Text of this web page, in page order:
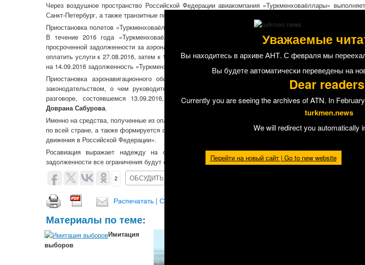
Через воздушное пространство Российской Федерации авиакомпания «Туркменховаёллары»
Санкт-Петербург, а также транзитные полеты в Минск, Бирмингем и Лондон.
Приостановка полетов «Туркменховаёллары» в небе над Россией — результат непоследовательных
В течение 2016 года «Туркменховаёллары» неоднократно брала на себя гарантийные
просроченной задолженности за аэронавигационное обслуживание воздушных судов перед ФГУП ГК
оплатить услуги к 27.08.2016, затем к 14.09.2016. Однако в установленные сроки гарантийные
на 14.09.2016 задолженность «Туркменховаёллары» составляет 220 тысяч долларов США.
Приостановка аэронавигационного обслуживания рейсов авиакомпании будет осуществлена в
законодательством, о чем руководитель Росавиации
дополнительно к
разговоре, состоявшемся 13.09.2016, проинформировал начальника Государственной
Доврана Сабурова.
Именно на средства, полученные из оплаты авиакомпаниями аэронавигационных услуг, модернизируется
по всей стране, а также формируется фонд оплаты труда многотысячного коллектива ФГУП
движения в Российской Федерации».
Росавиация выражает надежду на скорейшее урегулирование имеющейся проблемы и
задолженности все ограничения будут сняты.
2 ОБСУДИТЬ (0)
Распечатать | Сохранить в PDF | Отправить другу
Материалы по теме:
Имитация
выборов
Уважаемые
Вы находитесь в архиве АНТ. С февраля мы
Вы будете автоматически переведены на
Dear
Currently you are seeing the archives of ATN. In
turkmen.news
We will redirect you automatically
Перейти на новый сайт | Go to new website